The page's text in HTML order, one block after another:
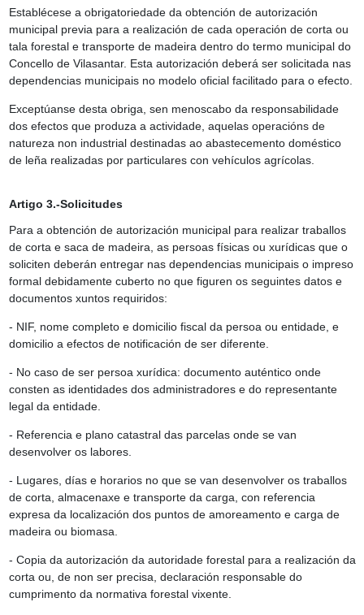
Establécese a obrigatoriedade da obtención de autorización
municipal previa para a realización de cada operación de corta ou
tala forestal e transporte de madeira dentro do termo municipal do
Concello de Vilasantar. Esta autorización deberá ser solicitada nas
dependencias municipais no modelo oficial facilitado para o efecto.
Exceptúanse desta obriga, sen menoscabo da responsabilidade
dos efectos que produza a actividade, aquelas operacións de
natureza non industrial destinadas ao abastecemento doméstico
de leña realizadas por particulares con vehículos agrícolas.
Artigo 3.-Solicitudes
Para a obtención de autorización municipal para realizar traballos
de corta e saca de madeira, as persoas físicas ou xurídicas que o
soliciten deberán entregar nas dependencias municipais o impreso
formal debidamente cuberto no que figuren os seguintes datos e
documentos xuntos requiridos:
- NIF, nome completo e domicilio fiscal da persoa ou entidade, e
domicilio a efectos de notificación de ser diferente.
- No caso de ser persoa xurídica: documento auténtico onde
consten as identidades dos administradores e do representante
legal da entidade.
- Referencia e plano catastral das parcelas onde se van
desenvolver os labores.
- Lugares, días e horarios no que se van desenvolver os traballos
de corta, almacenaxe e transporte da carga, con referencia
expresa da localización dos puntos de amoreamento e carga de
madeira ou biomasa.
- Copia da autorización da autoridade forestal para a realización da
corta ou, de non ser precisa, declaración responsable do
cumprimento da normativa forestal vixente.